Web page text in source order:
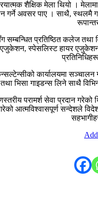
शैक्षिक मेला थियो ।
गर्ने अवसर पाए । साथै, स्थलमै
सम्बन्धित प्रतिष्ठित कलेज
स्पेसलिस्ट हायर एजुकेशन
कार्यालयमा सञ्चालन
तथा भिसा गाइडन्स लिने साथै
परामर्श सेवा प्रदान गरेको
आत्मविश्वासपूर्ण सन्देशले